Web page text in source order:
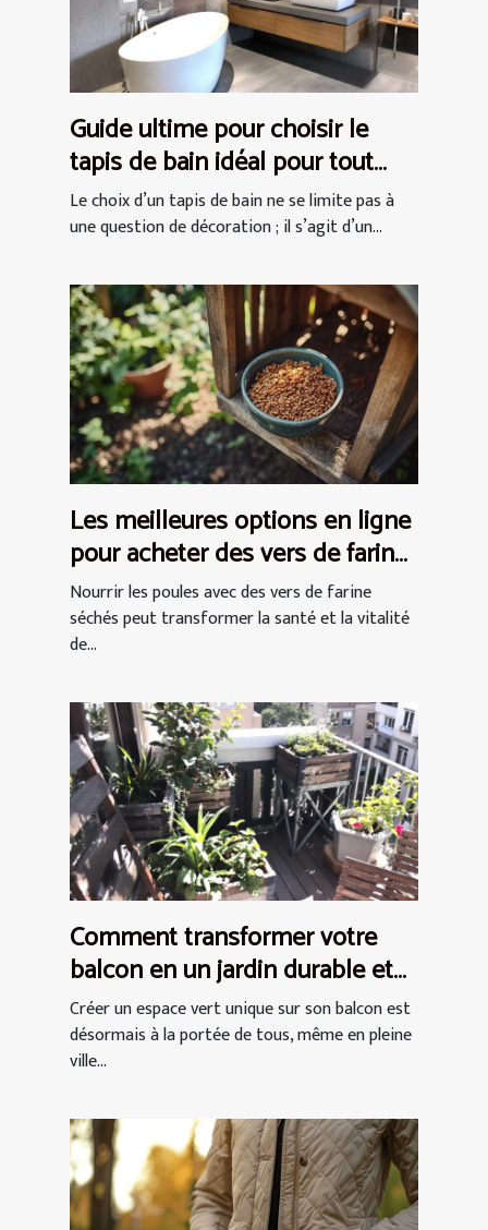
Guide ultime pour choisir le
tapis de bain idéal pour tout
espace
Le choix d’un tapis de bain ne se limite pas à
une question de décoration ; il s’agit d’un...
Les meilleures options en ligne
pour acheter des vers de farine
séchés pour les poules
Nourrir les poules avec des vers de farine
séchés peut transformer la santé et la vitalité
de...
Comment transformer votre
balcon en un jardin durable et
chic
Créer un espace vert unique sur son balcon est
désormais à la portée de tous, même en pleine
ville...